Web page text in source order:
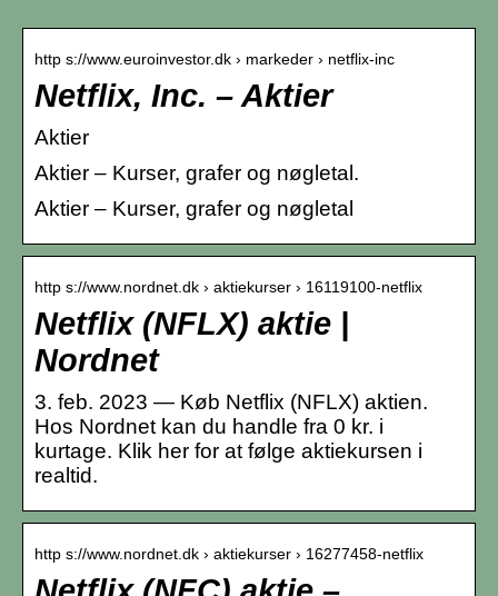
http s://www.euroinvestor.dk › markeder › netflix-inc
Netflix, Inc. – Aktier
Aktier
Aktier – Kurser, grafer og nøgletal.
Aktier – Kurser, grafer og nøgletal
http s://www.nordnet.dk › aktiekurser › 16119100-netflix
Netflix (NFLX) aktie |
Nordnet
3. feb. 2023 — Køb Netflix (NFLX) aktien.
Hos Nordnet kan du handle fra 0 kr. i
kurtage. Klik her for at følge aktiekursen i
realtid.
http s://www.nordnet.dk › aktiekurser › 16277458-netflix